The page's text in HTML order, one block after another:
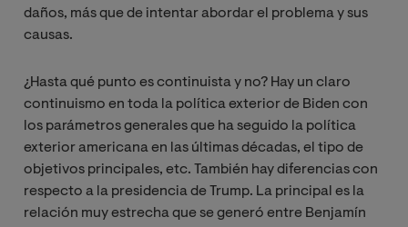
daños, más que de intentar abordar el problema y sus
causas.
¿Hasta qué punto es continuista y no? Hay un claro
continuismo en toda la política exterior de Biden con
los parámetros generales que ha seguido la política
exterior americana en las últimas décadas, el tipo de
objetivos principales, etc. También hay diferencias con
respecto a la presidencia de Trump. La principal es la
relación muy estrecha que se generó entre Benjamín